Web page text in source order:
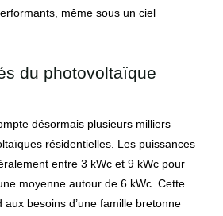
même sous un ciel
du photovoltaïque
désormais plusieurs milliers
résidentielles. Les puissances
entre 3 kWc et 9 kWc pour
moyenne autour de 6 kWc. Cette
besoins d’une famille bretonne